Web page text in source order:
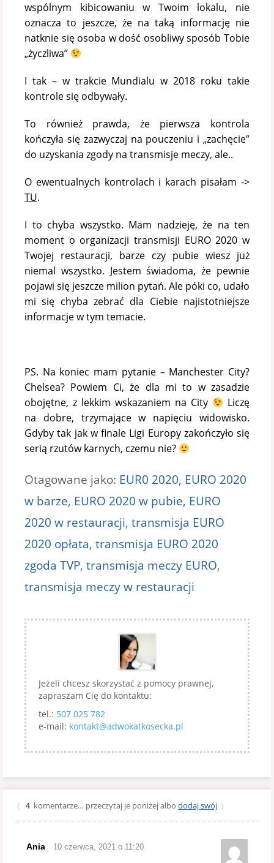
wspólnym kibicowaniu w Twoim lokalu, nie
oznacza to jeszcze, że na taką informację nie
natknie się osoba w dość osobliwy sposób Tobie
„życzliwa”
I tak – w trakcie Mundialu w 2018 roku takie
kontrole się odbywały.
To również prawda, że pierwsza kontrola
kończyła się zazwyczaj na pouczeniu i „zachęcie”
do uzyskania zgody na transmisje meczy, ale..
O ewentualnych kontrolach i karach pisałam ->
TU.
I to chyba wszystko. Mam nadzieję, że na ten
moment o organizacji transmisji EURO 2020 w
Twojej restauracji, barze czy pubie wiesz już
niemal wszystko. Jestem świadoma, że pewnie
pojawi się jeszcze milion pytań. Ale póki co, udało
mi się chyba zebrać dla Ciebie najistotniejsze
informacje w tym temacie.
PS. Na koniec mam pytanie – Manchester City?
Chelsea? Powiem Ci, że dla mi to w zasadzie
obojętne, z lekkim wskazaniem na City
Liczę
na dobre, trzymające w napięciu widowisko.
Gdyby tak jak w finale Ligi Europy zakończyło się
serią rzutów karnych, czemu nie?
Otagowane jako: EUR0 2020, EURO 2020
w barze, EURO 2020 w pubie, EURO
2020 w restauracji, transmisja EURO
2020 opłata, transmisja EURO 2020
zgoda TVP, transmisja meczy EURO,
transmisja meczy w restauracji
Jeżeli chcesz skorzystać z pomocy prawnej,
zapraszam Cię do kontaktu:
tel.: 507 025 782
e-mail: kontakt@adwokatkosecka.pl
{ 4 komentarze… przeczytaj je poniżej albo dodaj swój }
Ania 10 czerwca, 2021 o 11:20